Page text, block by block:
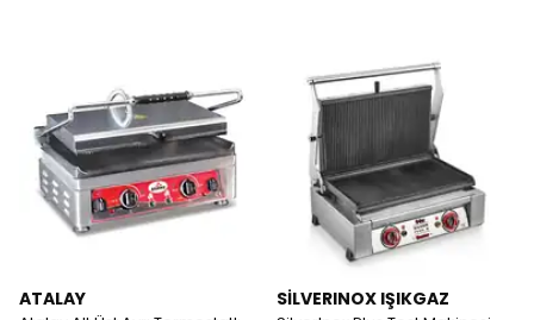
ATALAY SİLVERINOX IŞIKGAZ